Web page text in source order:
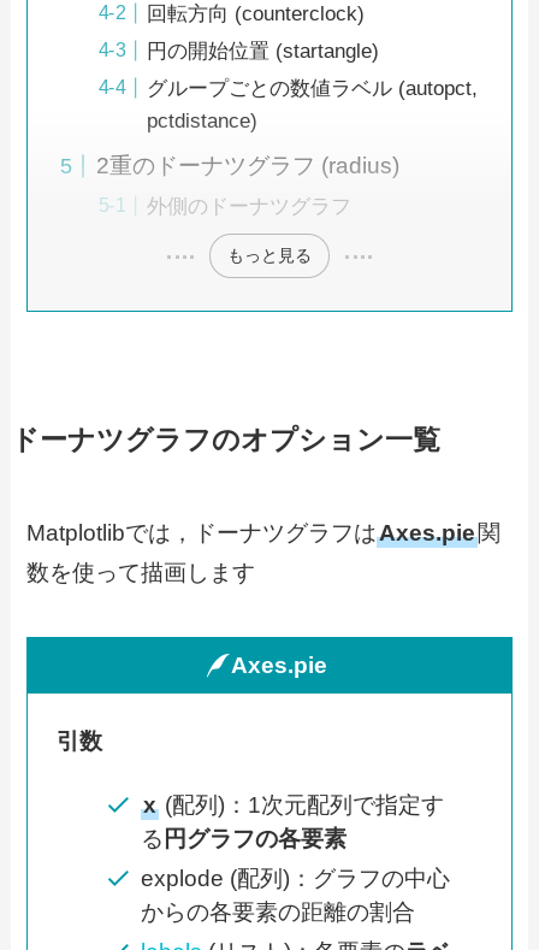
回転方向 (counterclock)
円の開始位置 (startangle)
グループごとの数値ラベル (autopct,
pctdistance)
2重のドーナツグラフ (radius)
外側のドーナツグラフ
もっと見る
ドーナツグラフのオプション一覧
Matplotlibでは，ドーナツグラフはAxes.pie関
数を使って描画します
Axes.pie
引数
x (配列)：1次元配列で指定す
る 円グラフの各要素
explode (配列)：グラフの中心
からの各要素の距離の割合